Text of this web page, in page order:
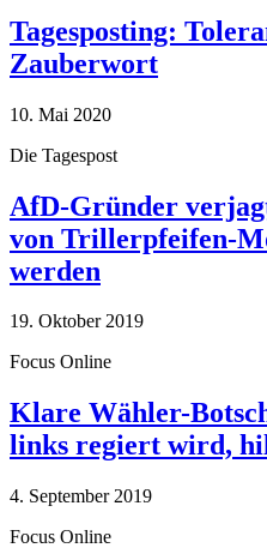
Tagesposting:
Zauberwort
10. Mai 2020
Die Tagespost
AfD-Gründer
von Trillerpfeifen-
werden
19. Oktober 2019
Focus Online
Klare Wähler-
links regiert wird,
4. September 2019
Focus Online